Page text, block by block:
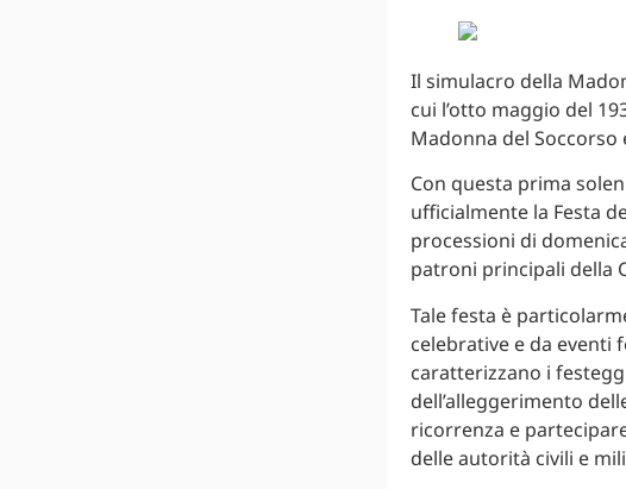
Il simulacro della
cui l’otto maggio del
Madonna del Soccorso
Con questa prima
ufficialmente la Festa
processioni di
patroni principali della
Tale festa è
celebrative e da eventi
caratterizzano i
dell’alleggerimento
ricorrenza e
delle autorità civili e